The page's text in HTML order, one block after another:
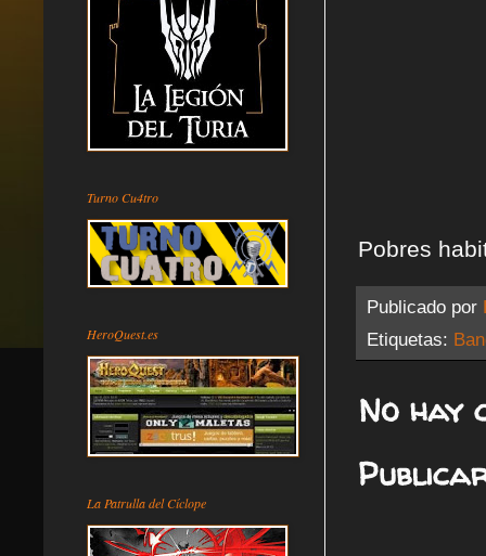
Pobres
Publicado por
Etiquetas:
No hay
Turno Cu4tro
HeroQuest.es
La Patrulla del Cíclope